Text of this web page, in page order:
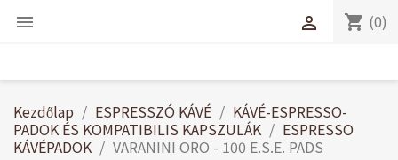
 shopping_cart (0)

Kezdőlap ESPRESSZÓ KÁVÉ
KÁVÉ-ESPRESSO-
PADOK ÉS KOMPATIBILIS KAPSZULÁK
ESPRESSO
KÁVÉPADOK
VARANINI ORO - 100 E.S.E. PADS